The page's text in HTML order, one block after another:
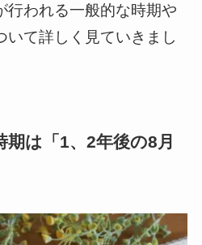
行われる一般的な時期や
いて詳しく見ていきまし
は「1、2年後の8月